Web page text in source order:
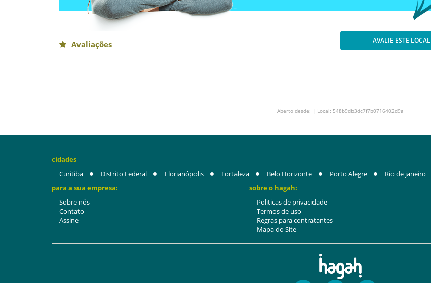
Avaliações AVALIE ESTE LOCAL
Aberto desde: | Local: 548b9db3dc7f7b0716402d9a
cidades
Curitiba
Distrito Federal Florianópolis Fortaleza Belo Horizonte Porto Alegre Rio de janeiro
para a sua empresa:
Sobre nós
Contato
Assine
sobre o hagah:
Politicas de privacidade
Termos de uso
Regras para contratantes
Mapa do Site